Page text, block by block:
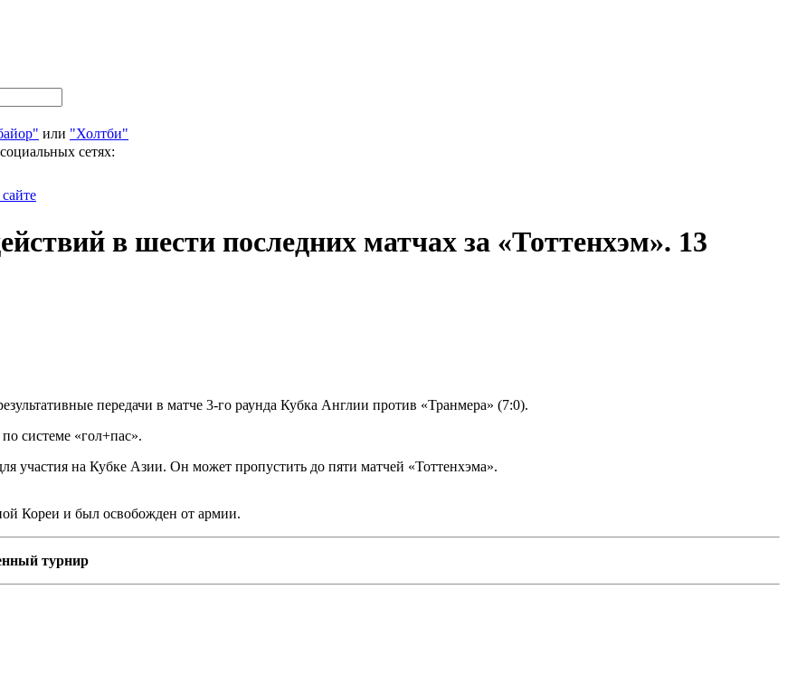
или "Холтби"
сетях:
в шести последних матчах за «Тоттенхэм». 13
передачи в матче 3-го раунда Кубка Англии против «Транмера» (7:0).
системе «гол+пас».
участия на Кубке Азии. Он может пропустить до пяти матчей «Тоттенхэма».
Кореи и был освобожден от армии.
турнир